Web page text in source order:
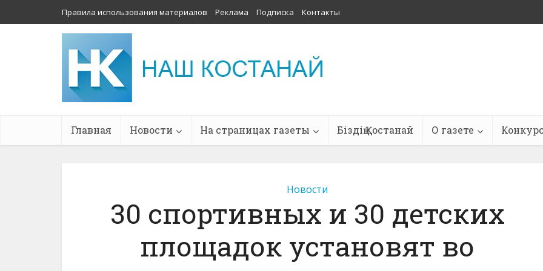
Правила использования материалов Реклама Подписка Контакты
Главная Новости На страницах газеты Біздің Қостанай О газете
Новости
30 спортивных и 30 детских
площадок установят во